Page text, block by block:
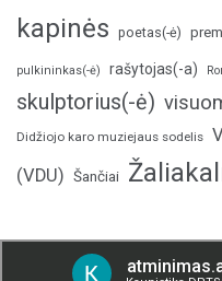
kapinės poetas(-ė)
pulkininkas(-ė) rašytojas(-a)
skulptorius(-ė)
Didžiojo karo muziejaus sodelis
(VDU) Šančiai